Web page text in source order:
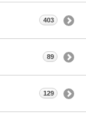
403
89
129